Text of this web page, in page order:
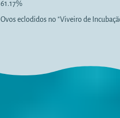
61.17%
Ovos eclodidos no "Viveiro de